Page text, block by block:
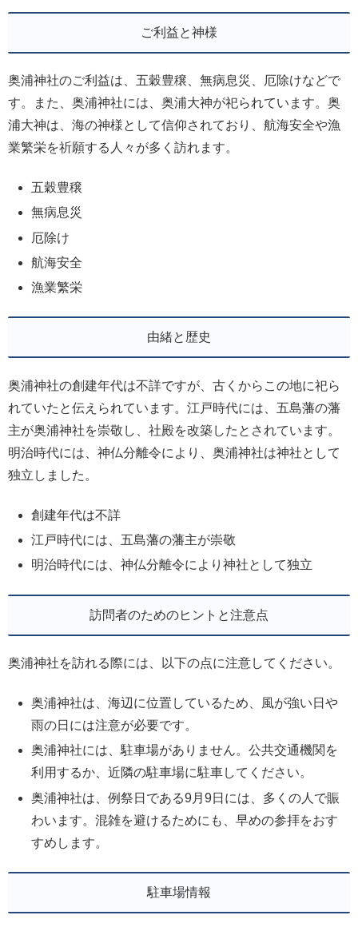
ご利益と神様
奥浦神社のご利益は、五穀豊穣、無病息災、厄除けなどで
す。また、奥浦神社には、奥浦大神が祀られています。奥
浦大神は、海の神様として信仰されており、航海安全や漁
業繁栄を祈願する人々が多く訪れます。
五穀豊穣
無病息災
厄除け
航海安全
漁業繁栄
由緒と歴史
奥浦神社の創建年代は不詳ですが、古くからこの地に祀ら
れていたと伝えられています。江戸時代には、五島藩の藩
主が奥浦神社を崇敬し、社殿を改築したとされています。
明治時代には、神仏分離令により、奥浦神社は神社として
独立しました。
創建年代は不詳
江戸時代には、五島藩の藩主が崇敬
明治時代には、神仏分離令により神社として独立
訪問者のためのヒントと注意点
奥浦神社を訪れる際には、以下の点に注意してください。
奥浦神社は、海辺に位置しているため、風が強い日や
雨の日には注意が必要です。
奥浦神社には、駐車場がありません。公共交通機関を
利用するか、近隣の駐車場に駐車してください。
奥浦神社は、例祭日である9月9日には、多くの人で賑
わいます。混雑を避けるためにも、早めの参拝をおす
すめします。
駐車場情報